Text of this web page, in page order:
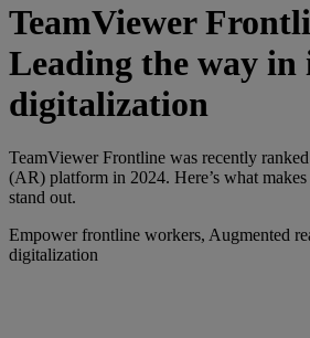
TeamViewer
Leading the way
digitalization
TeamViewer Frontline was recently
(AR) platform in 2024. Here’s what
stand out.
Empower frontline workers, Augmented
digitalization